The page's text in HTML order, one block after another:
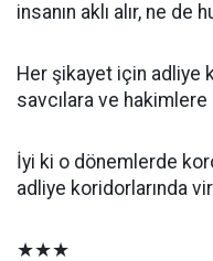
insanın aklı alır, ne de
Her şikayet için adliye
savcılara ve
İyi ki o dönemlerde
adliye koridorlarında
★★★